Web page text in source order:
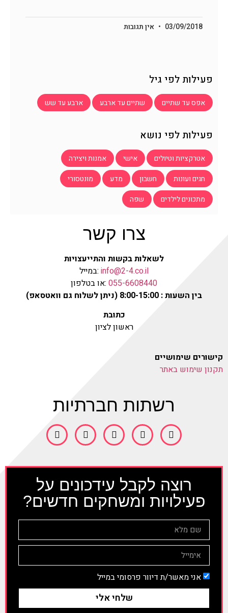
03/09/2018 אין תגובות
פעילות לפי גיל
אפס עד שתיים שתיים עד ארבע ארבע עד שש
פעילות לפי נושא
אטרקציות וטיולים אישי
אמנות ויצירה
חגים ועונות
חשבון מדע
מונטסורי
מתכונים לילדים
שפה
רוצה לקבל עידכונים על
פעילויות ומשחקים חדשים?
אני מאשר/ת דיוור פרסומי במייל
שלחי אלי
רשתות חברתיות
צרו קשר
לשאלות בקשות והתייעצויות
info@2-4.co.il :במייל
055-6608440 :או בטלפון
בין השעות : 8:00-15:00 (ניתן לשלוח גם וואטסאפ)
כתובת
ראשון לציון
קישורים שימושיים
תקנון שימוש באתר